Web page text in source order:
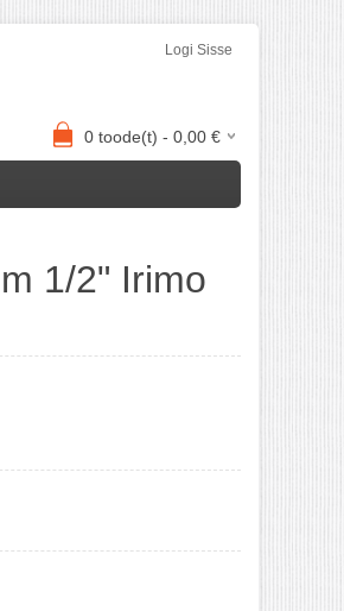
Logi Sisse
0 toode(t) - 0,00 €
1/2" Irimo